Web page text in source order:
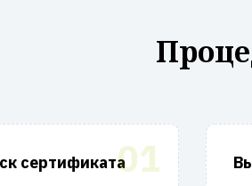
01
сертификата